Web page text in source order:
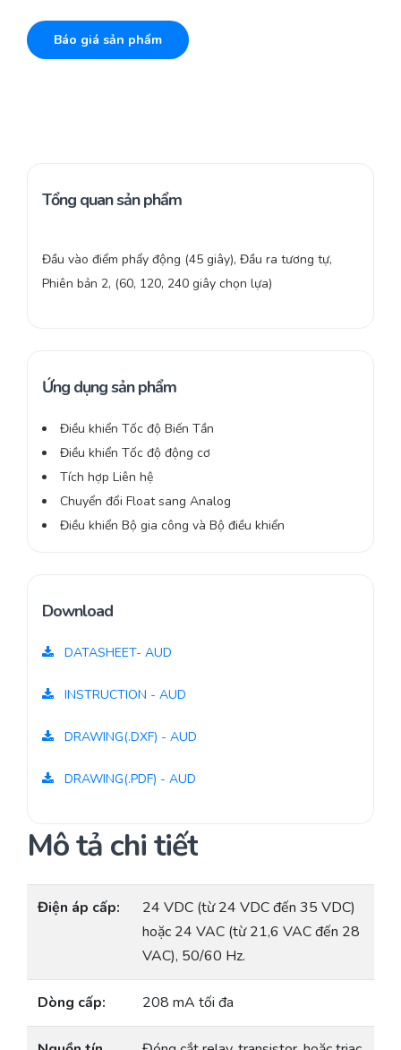
Báo giá sản phẩm
Tổng quan sản phẩm
Đầu vào điểm phẩy động (45 giây), Đầu ra tương tự,
Phiên bản 2, (60, 120, 240 giây chọn lựa)
Ứng dụng sản phẩm
Điều khiển Tốc độ Biến Tần
Điều khiển Tốc độ động cơ
Tích hợp Liên hệ
Chuyển đổi Float sang Analog
Điều khiển Bộ gia công và Bộ điều khiển
Download
DATASHEET- AUD
INSTRUCTION - AUD
DRAWING(.DXF) - AUD
DRAWING(.PDF) - AUD
Mô tả chi tiết
Điện áp cấp:
24 VDC (từ 24 VDC đến 35 VDC)
hoặc 24 VAC (từ 21,6 VAC đến 28
VAC), 50/60 Hz.
Dòng cấp: 208 mA tối đa